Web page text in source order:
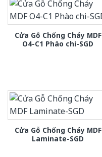
Cửa Gỗ Chống Cháy MDF
O4-C1 Phào chi-SGD
Cửa Gỗ Chống Cháy MDF
Laminate-SGD